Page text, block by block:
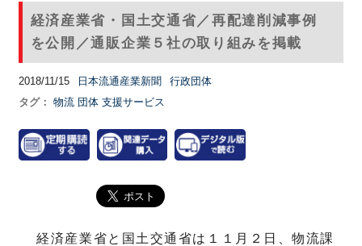
経済産業省・国土交通省／再配達削減事例
を公開／通販企業５社の取り組みを掲載
2018/11/15 日本流通産業新聞
行政団体
タグ： 物流 団体 支援サービス
経済産業省と国土交通省は１１月２日、物流課